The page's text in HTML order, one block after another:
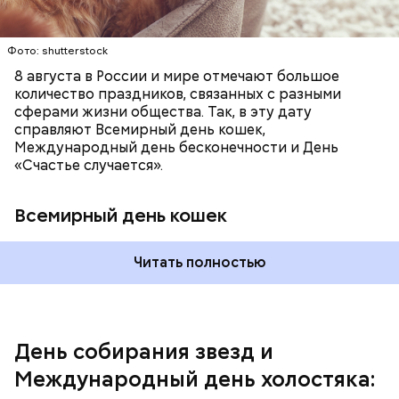
Фото: shutterstock
8 августа в России и мире отмечают большое
количество праздников, связанных с разными
сферами жизни общества. Так, в эту дату
справляют Всемирный день кошек,
Международный день бесконечности и День
«Счастье случается».
Всемирный день кошек
Читать полностью
День собирания звезд и
Международный день холостяка:
это возможно, ведь может быть и так, что через год
они уже не будут холостяками.
Спагетти из кабачков